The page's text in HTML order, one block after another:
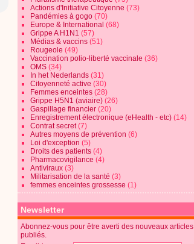
Actions d'Initiative Citoyenne (73)
Pandémies à gogo (70)
Europe & International (68)
Grippe A H1N1 (57)
Médias & vaccins (51)
Rougeole (49)
Vaccination polio-liberté vaccinale (36)
OMS (34)
In het Nederlands (31)
Citoyenneté active (30)
Femmes enceintes (28)
Grippe H5N1 (aviaire) (26)
Gaspillage financier (20)
Enregistrement électronique (eHealth - etc) (14)
Contrat secret(7)
Autres moyens de prévention (6)
Loi d'exception (5)
Droits des patients (4)
Pharmacovigilance (4)
Antiviraux (3)
Militarisation de la santé (3)
femmes enceintes grossesse (1)
Newsletter
Abonnez-vous pour être averti des nouveaux articles
publiés.